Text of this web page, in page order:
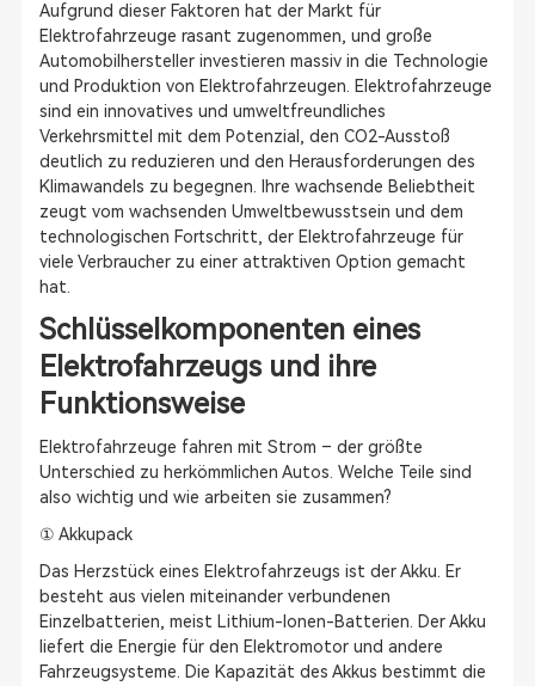
Aufgrund dieser Faktoren hat der Markt für
Elektrofahrzeuge rasant zugenommen, und große
Automobilhersteller investieren massiv in die Technologie
und Produktion von Elektrofahrzeugen. Elektrofahrzeuge
sind ein innovatives und umweltfreundliches
Verkehrsmittel mit dem Potenzial, den CO2-Ausstoß
deutlich zu reduzieren und den Herausforderungen des
Klimawandels zu begegnen. Ihre wachsende Beliebtheit
zeugt vom wachsenden Umweltbewusstsein und dem
technologischen Fortschritt, der Elektrofahrzeuge für
viele Verbraucher zu einer attraktiven Option gemacht
hat.
Schlüsselkomponenten eines
Elektrofahrzeugs und ihre
Funktionsweise
Elektrofahrzeuge fahren mit Strom – der größte
Unterschied zu herkömmlichen Autos. Welche Teile sind
also wichtig und wie arbeiten sie zusammen?
① Akkupack
Das Herzstück eines Elektrofahrzeugs ist der Akku. Er
besteht aus vielen miteinander verbundenen
Einzelbatterien, meist Lithium-Ionen-Batterien. Der Akku
liefert die Energie für den Elektromotor und andere
Fahrzeugsysteme. Die Kapazität des Akkus bestimmt die